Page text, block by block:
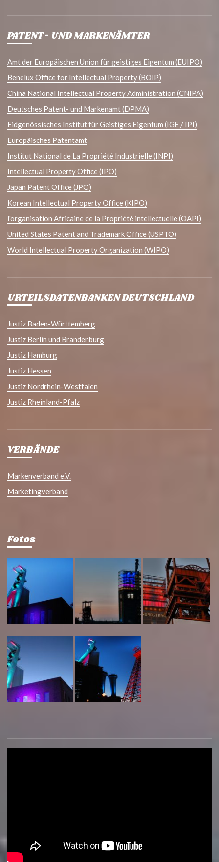
PATENT- UND MARKENÄMTER
Amt der Europäischen Union für geistiges Eigentum (EUIPO)
Benelux Office for Intellectual Property (BOIP)
China National Intellectual Property Administration (CNIPA)
Deutsches Patent- und Markenamt (DPMA)
Eidgenössisches Institut für Geistiges Eigentum (IGE / IPI)
Europäisches Patentamt
Institut National de La Propriété Industrielle (INPI)
Intellectual Property Office (IPO)
Japan Patent Office (JPO)
Korean Intellectual Property Office (KIPO)
l'organisation Africaine de la Propriété intellectuelle (OAPI)
United States Patent and Trademark Office (USPTO)
World Intellectual Property Organization (WIPO)
URTEILSDATENBANKEN DEUTSCHLAND
Justiz Baden-Württemberg
Justiz Berlin und Brandenburg
Justiz Hamburg
Justiz Hessen
Justiz Nordrhein-Westfalen
Justiz Rheinland-Pfalz
VERBÄNDE
Markenverband e.V.
Marketingverband
Fotos